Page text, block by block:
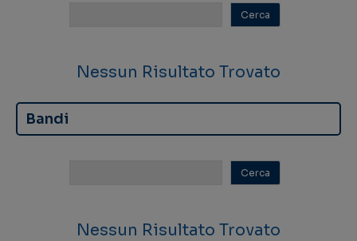
Nessun Risultato Trovato
Bandi
Nessun Risultato Trovato